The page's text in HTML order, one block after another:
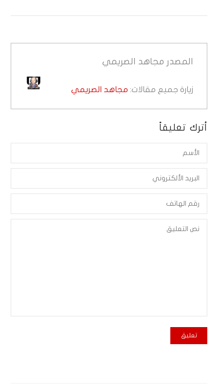
المصدر مجاهد الصريمي
زيارة جميع مقالات: مجاهد الصريمي
أترك تعليقاً